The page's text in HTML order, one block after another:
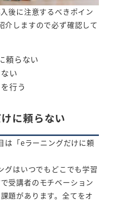
後に注意するべきポイン
介しますので必ず確認して
頼らない
い
行う
に頼らない
は「eラーニングだけに頼
グはいつでもどこでも学習
受講者のモチベーション
題があります。全てをオ